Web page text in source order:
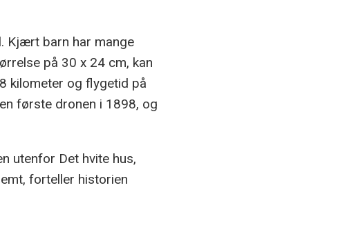
Kjært barn har mange
på 30 x 24 cm, kan
kilometer og flygetid på
første dronen i 1898, og
utenfor Det hvite hus,
forteller historien